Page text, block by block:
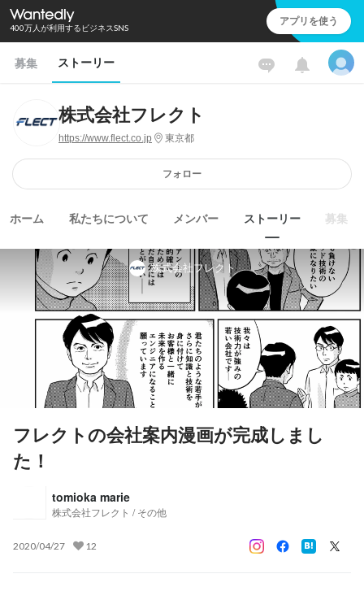
400万人が利用するビジネスSNS アプリを使う
募集 ストーリー
株式会社フレクト
https://www.flect.co.jp 東京都
フォロー
ホーム 私たちについて メンバー ストーリー 募集
株式会社フレクト
フレクトの会社案内漫画が完成しまし
た！
tomioka marie
株式会社フレクト / その他
2020/04/27 12